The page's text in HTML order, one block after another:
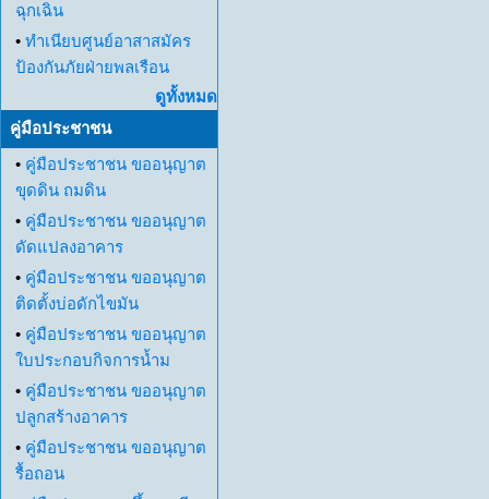
ฉุกเฉิน
• ทำเนียบศูนย์อาสาสมัคร
ป้องกันภัยฝ่ายพลเรือน
ดูทั้งหมด
คู่มือประชาชน
• คู่มือประชาชน ขออนุญาต
ขุดดิน ถมดิน
• คู่มือประชาชน ขออนุญาต
ดัดแปลงอาคาร
• คู่มือประชาชน ขออนุญาต
ติดตั้งบ่อดักไขมัน
• คู่มือประชาชน ขออนุญาต
ใบประกอบกิจการน้ำม
• คู่มือประชาชน ขออนุญาต
ปลูกสร้างอาคาร
• คู่มือประชาชน ขออนุญาต
รื้อถอน